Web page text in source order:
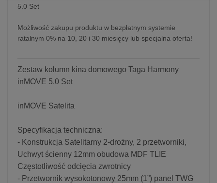
5.0 Set
Możliwość zakupu produktu w bezpłatnym systemie
ratalnym 0% na 10, 20 i 30 miesięcy lub specjalna oferta!
Zestaw kolumn kina domowego Taga Harmony
inMOVE 5.0 Set
inMOVE Satelita
Specyfikacja techniczna:
- Konstrukcja Satelitarny 2-drożny, 2 przetworniki,
Uchwyt ścienny 12mm obudowa MDF TLIE
Częstotliwość odcięcia zwrotnicy
- Przetwornik wysokotonowy 25mm (1”) panel TWG